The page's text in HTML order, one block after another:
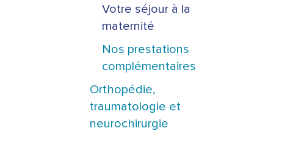
Votre séjour à la
maternité
Nos prestations
complémentaires
Orthopédie,
traumatologie et
neurochirurgie